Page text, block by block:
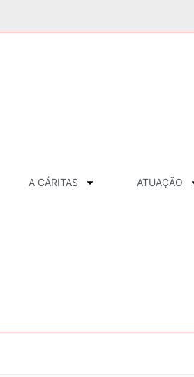
A CÁRITAS ATUAÇÃO